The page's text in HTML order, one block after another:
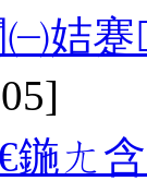
㈠姞
鍦ㄤ